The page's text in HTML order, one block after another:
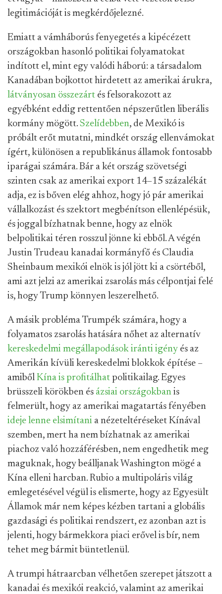
legitimációját is megkérdőjelezné.
Emiatt a vámháborús fenyegetés a kipécézett
országokban hasonló politikai folyamatokat
indított el, mint egy valódi háború: a társadalom
Kanadában bojkottot hirdetett az amerikai árukra,
látványosan összezárt és felsorakozott az
egyébként eddig rettentően népszerűtlen liberális
kormány mögött. Szelídebben, de Mexikó is
próbált erőt mutatni, mindkét ország ellenvámokat
ígért, különösen a republikánus államok fontosabb
iparágai számára. Bár a két ország szövetségi
szinten csak az amerikai export 14–15 százalékát
adja, ez is bőven elég ahhoz, hogy jó pár amerikai
vállalkozást és szektort megbénítson ellenlépésük,
és joggal bízhatnak benne, hogy az elnök
belpolitikai téren rosszul jönne ki ebből. A végén
Justin Trudeau kanadai kormányfő és Claudia
Sheinbaum mexikói elnök is jól jött ki a csörtéből,
ami azt jelzi az amerikai zsarolás más célpontjai felé
is, hogy Trump könnyen leszerelhető.
A másik probléma Trumpék számára, hogy a
folyamatos zsarolás hatására nőhet az alternatív
kereskedelmi megállapodások iránti igény és az
Amerikán kívüli kereskedelmi blokkok építése –
amiből Kína is profitálhat politikailag. Egyes
brüsszeli körökben és ázsiai országokban is
felmerült, hogy az amerikai magatartás fényében
ideje lenne elsimítani a nézeteltéréseket Kínával
szemben, mert ha nem bízhatnak az amerikai
piachoz való hozzáférésben, nem engedhetik meg
maguknak, hogy beálljanak Washington mögé a
Kína elleni harcban. Rubio a multipoláris világ
emlegetésével végül is elismerte, hogy az Egyesült
Államok már nem képes kézben tartani a globális
gazdasági és politikai rendszert, ez azonban azt is
jelenti, hogy bármekkora piaci erővel is bír, nem
tehet meg bármit büntetlenül.
A trumpi hátraarcban vélhetően szerepet játszott a
kanadai és mexikói reakció, valamint az amerikai